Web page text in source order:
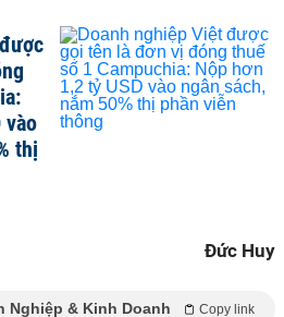
vào
thị
Đức Huy
Nghiệp & Kinh Doanh Copy link